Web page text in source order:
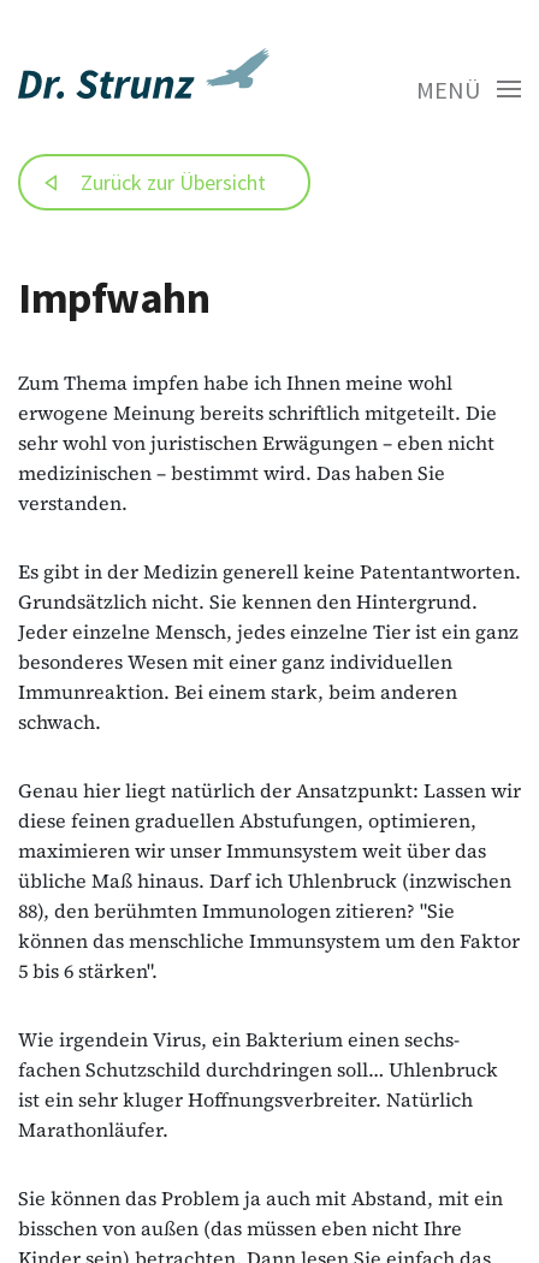
MENÜ
Zurück zur Übersicht
Impfwahn
Zum Thema impfen habe ich Ihnen meine wohl
erwogene Meinung bereits schriftlich mitgeteilt. Die
sehr wohl von juristischen Erwägungen – eben nicht
medizinischen – bestimmt wird. Das haben Sie
verstanden.
Es gibt in der Medizin generell keine Patentantworten.
Grundsätzlich nicht. Sie kennen den Hintergrund.
Jeder einzelne Mensch, jedes einzelne Tier ist ein ganz
besonderes Wesen mit einer ganz individuellen
Immunreaktion. Bei einem stark, beim anderen
schwach.
Genau hier liegt natürlich der Ansatzpunkt: Lassen wir
diese feinen graduellen Abstufungen, optimieren,
maximieren wir unser Immunsystem weit über das
übliche Maß hinaus. Darf ich Uhlenbruck (inzwischen
88), den berühmten Immunologen zitieren? "Sie
können das menschliche Immunsystem um den Faktor
5 bis 6 stärken".
Wie irgendein Virus, ein Bakterium einen sechs-
fachen Schutzschild durchdringen soll… Uhlenbruck
ist ein sehr kluger Hoffnungsverbreiter. Natürlich
Marathonläufer.
Sie können das Problem ja auch mit Abstand, mit ein
bisschen von außen (das müssen eben nicht Ihre